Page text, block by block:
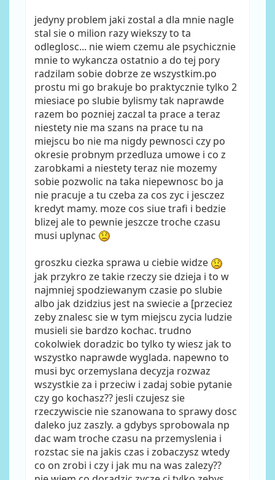
jedyny problem jaki zostal a dla mnie nagle
stal sie o milion razy wiekszy to ta
odleglosc... nie wiem czemu ale psychicznie
mnie to wykancza ostatnio a do tej pory
radzilam sobie dobrze ze wszystkim.po
prostu mi go brakuje bo praktycznie tylko 2
miesiace po slubie bylismy tak naprawde
razem bo pozniej zaczal ta prace a teraz
niestety nie ma szans na prace tu na
miejscu bo nie ma nigdy pewnosci czy po
okresie probnym przedluza umowe i co z
zarobkami a niestety teraz nie mozemy
sobie pozwolic na taka niepewnosc bo ja
nie pracuje a tu czeba za cos zyc i jesczez
kredyt mamy. moze cos siue trafi i bedzie
blizej ale to pewnie jeszcze troche czasu
musi uplynac
groszku ciezka sprawa u ciebie widze
jak przykro ze takie rzeczy sie dzieja i to w
najmniej spodziewanym czasie po slubie
albo jak dzidzius jest na swiecie a [przeciez
zeby znalesc sie w tym miejscu zycia ludzie
musieli sie bardzo kochac. trudno
cokolwiek doradzic bo tylko ty wiesz jak to
wszystko naprawde wyglada. napewno to
musi byc orzemyslana decyzja rozwaz
wszystkie za i przeciw i zadaj sobie pytanie
czy go kochasz?? jesli czujesz sie
rzeczywiscie nie szanowana to sprawy dosc
daleko juz zaszly. a gdybys sprobowala np
dac wam troche czasu na przemyslenia i
rozstac sie na jakis czas i zobaczysz wtedy
co on zrobi i czy i jak mu na was zalezy??